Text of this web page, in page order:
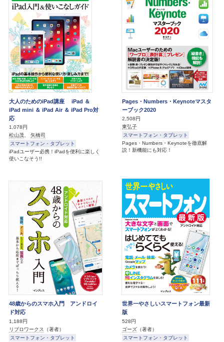
大人のためのiPad講座 iPad ＆
iPad mini ＆ iPad Air ＆ iPad Pro対
応
1,078円
松山茂、 矢橋司
スマートフォン・タブレット
iPadユーザー必携！iPadを便利に楽しく
使いこなそう!!
Pages・Numbers・Keynoteマスタ
ーブック2020
2,508円
東弘子
スマートフォン・タブレット
Pages・Numbers・Keynoteを徹底解
説！新機能にも対応！
48歳からのスマホ入門 アンドロイ
ド対応
1,188円
リブロワークス
（著者）
スマートフォン・タブレット
世界一やさしいスマートフォン最新
版
528円
ゴーズ （著者）
スマートフォン・タブレット